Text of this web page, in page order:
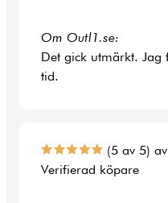
Om Outl1.se:
Det gick utmärkt.
tid.
(5 av 5)
Verifierad köpare